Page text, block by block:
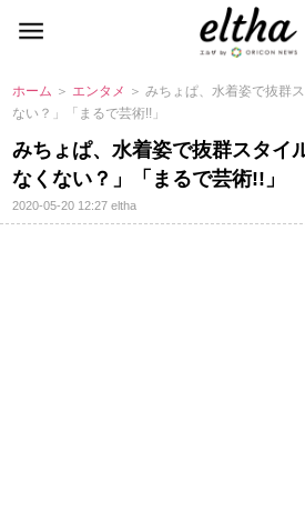
ホーム ＞ エンタメ ＞ みちょぱ、水着姿で抜群
ない？」「まるで芸術!!」
みちょぱ、水着姿で抜群スタイ
なくない？」「まるで芸術!!」
2020-05-20 12:27eltha